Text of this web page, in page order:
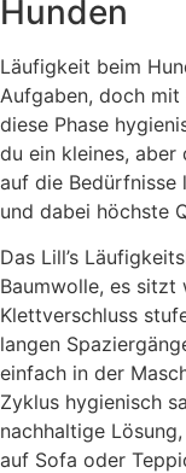
Hunden
Läufigkeit beim
Aufgaben, doch
diese Phase
du ein kleines,
auf die Bedürfnisse
und dabei höchste
Das Lill’s
Baumwolle, es sitzt
Klettverschluss
langen
einfach in der
Zyklus hygienisch
nachhaltige
auf Sofa oder